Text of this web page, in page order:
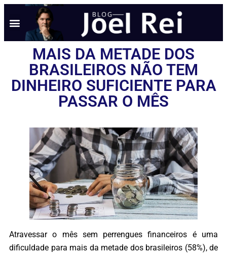
MAIS DA METADE DOS
BRASILEIROS NÃO TEM
DINHEIRO SUFICIENTE PARA
PASSAR O MÊS
Atravessar o mês sem perrengues financeiros é uma
dificuldade para mais da metade dos brasileiros (58%), de